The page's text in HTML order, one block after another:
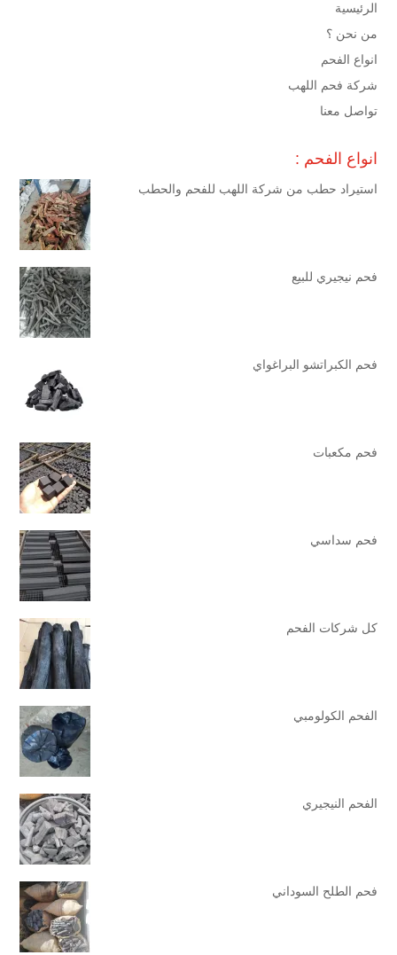
الرئيسية
من نحن ؟
انواع الفحم
شركة فحم اللهب
تواصل معنا
انواع الفحم :
استيراد حطب من شركة اللهب للفحم والحطب
فحم نيجيري للبيع
فحم الكبراتشو البراغواي
فحم مكعبات
فحم سداسي
كل شركات الفحم
الفحم الكولومبي
الفحم النيجيري
فحم الطلح السوداني